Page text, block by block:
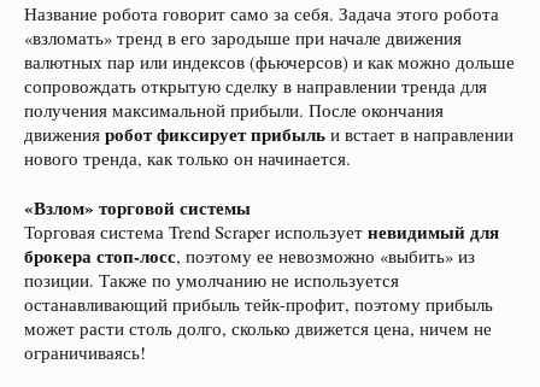
Название робота говорит само за себя. Задача этого робота
«взломать» тренд в его зародыше при начале движения
валютных пар или индексов (фьючерсов) и как можно дольше
сопровождать открытую сделку в направлении тренда для
получения максимальной прибыли. После окончания
движения робот фиксирует прибыль и встает в направлении
нового тренда, как только он начинается.
«Взлом» торговой системы
Торговая система Trend Scraper использует невидимый для
брокера стоп-лосс, поэтому ее невозможно «выбить» из
позиции. Также по умолчанию не используется
останавливающий прибыль тейк-профит, поэтому прибыль
может расти столь долго, сколько движется цена, ничем не
ограничиваясь!